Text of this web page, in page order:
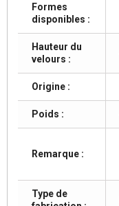
Formes
disponibles :
Hauteur du
velours :
Origine :
Poids :
Remarque :
Type de